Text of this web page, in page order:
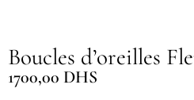
Boucles d’oreilles
1700,00 DHS